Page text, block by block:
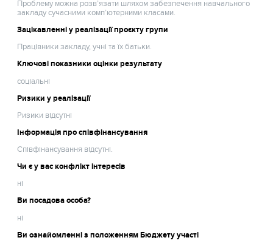
Проблему можна розв’язати шляхом забезпечення навчального
закладу сучасними комп’ютерними класами.
Зацікавленні у реалізації проєкту групи
Працівники закладу, учні та їх батьки.
Ключові показники оцінки результату
соціальні
Ризики у реалізації
Ризики відсутні
Інформація про співфінансування
Співфінансування відсутні.
Чи є у вас конфлікт інтересів
ні
Ви посадова особа?
ні
Ви ознайомленні з положенням Бюджету участі